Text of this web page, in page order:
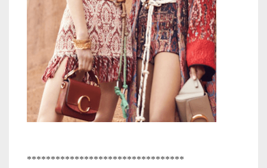
*********************************